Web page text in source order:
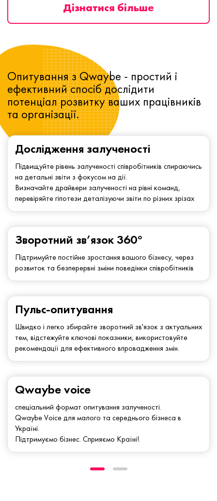
Дізнатися більше
Дослідження залученості
Підвищуйте рівень залученості співробітників спираючись
на детальні звіти з фокусом на дії.
Визначайте драйвери залученості на рівні команд,
перевіряйте гіпотези деталізуючи звіти по різних зрізах
Зворотний зв’язок 360°
Підтримуйте постійне зростання вашого бізнесу, через
розвиток та безперервні зміни поведінки співробітників
Опитування з Qwaybe - простий і
ефективний спосіб дослідити
потенціал розвитку ваших працівників
та організації.
Qwaybe voice
спеціальний формат опитування залученості.
Qwaybe Voice для малого та середнього бізнеса в
Україні.
Підтримуємо бізнес. Сприяємо Країні!.
Пульс-опитування
Швидко і легко збирайте зворотний зв'язок з актуальних
тем, відстежуйте ключові показники, використовуйте
рекомендації для ефективного впровадження змін.